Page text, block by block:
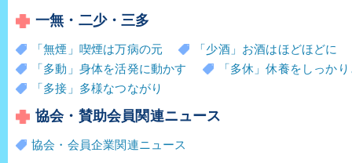
一無・二少・三多
「無煙」喫煙は万病の元
「少酒」お酒はほどほどに
「多動」身体を活発に動かす
「多休」休養をしっか
「多接」多様なつながり
協会・賛助会員関連ニュース
協会・会員企業関連ニュース